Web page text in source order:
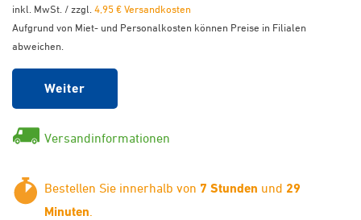
inkl. MwSt. / zzgl. 4,95 € Versandkosten
Aufgrund von Miet- und Personalkosten können Preise in Filialen
abweichen.
Weiter
Versandinformationen
Bestellen Sie innerhalb von 7 Stunden und 29
Minuten